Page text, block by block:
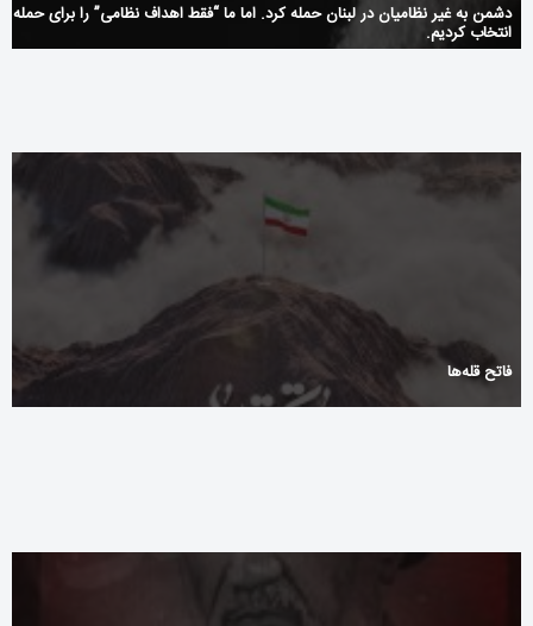
دشمن به غیر نظامیان در لبنان حمله کرد. اما ما “فقط اهداف نظامی” را برای حمله
انتخاب کردیم.
فاتح قله‌ها